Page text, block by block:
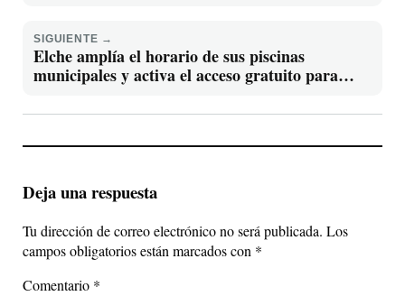
SIGUIENTE →
Elche amplía el horario de sus piscinas
municipales y activa el acceso gratuito para
Deja una respuesta
Tu dirección de correo electrónico no será publicada. Los
campos obligatorios están marcados con *
Comentario *